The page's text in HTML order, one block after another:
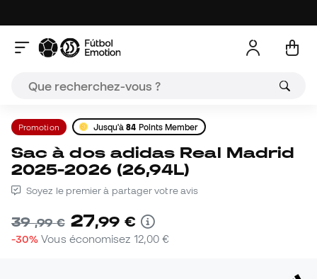
Promotion Jusqu'à84 Points Member
Sac à dos adidas Real Madrid
2025-2026 (26,94L)
Soyez le premier à partager votre avis
39,99 € 27,99 €
-30% Vous économisez 12,00 €